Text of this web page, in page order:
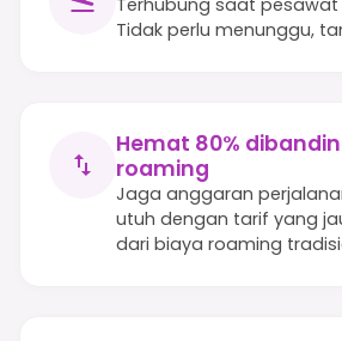
Tidak perlu menunggu,
Hemat 80%
roaming
Jaga anggaran
utuh dengan tarif yang
dari biaya roaming